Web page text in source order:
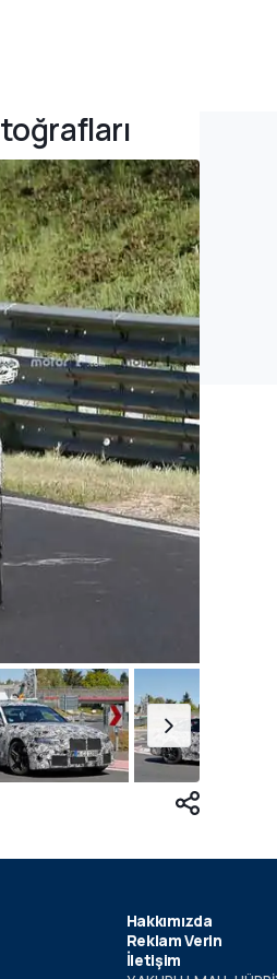
Hakkımızda
Reklam Verin
İletişim